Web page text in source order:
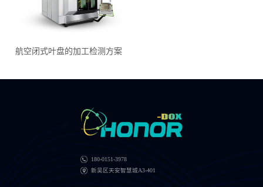
航空闭式叶盘的加工检测方案
180-0151-3978
新吴区天安智慧城A3-401